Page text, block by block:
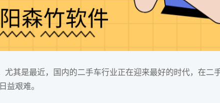
其是最近，国内的二手车行业正在迎来最好的时代，在二
益艰难。